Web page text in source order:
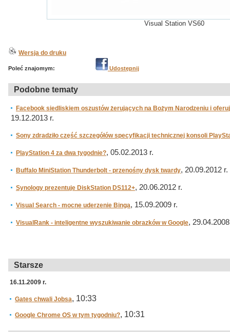
Visual Station VS60
Wersja do druku
Poleć znajomym: Udostępnij
Podobne tematy
Facebook siedliskiem oszustów żerujących na Bożym Narodzeniu i
19.12.2013 r.
Sony zdradziło część szczegółów specyfikacji technicznej konsoli
PlayStation 4 za dwa tygodnie?, 05.02.2013 r.
Buffalo MiniStation Thunderbolt - przenośny dysk twardy, 20.09.2012 r.
Synology prezentuje DiskStation DS112+, 20.06.2012 r.
Visual Search - mocne uderzenie Binga, 15.09.2009 r.
VisualRank - inteligentne wyszukiwanie obrazków w Google,
Starsze
16.11.2009 r.
Gates chwali Jobsa, 10:33
Google Chrome OS w tym tygodniu?, 10:31